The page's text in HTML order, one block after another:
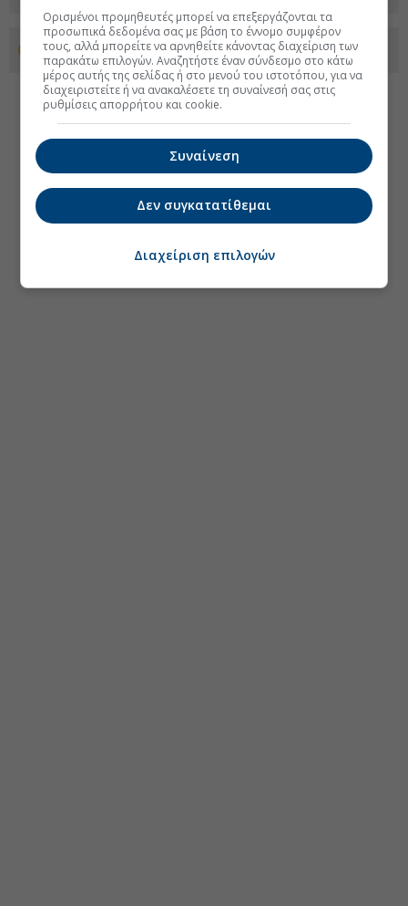
Προσθέστε το euro2day.gr στο Discover
Ορισμένοι προμηθευτές μπορεί να επεξεργάζονται τα
προσωπικά δεδομένα σας με βάση το έννομο συμφέρον
τους, αλλά μπορείτε να αρνηθείτε κάνοντας διαχείριση των
παρακάτω επιλογών. Αναζητήστε έναν σύνδεσμο στο κάτω
μέρος αυτής της σελίδας ή στο μενού του ιστοτόπου, για να
διαχειριστείτε ή να ανακαλέσετε τη συναίνεσή σας στις
ρυθμίσεις απορρήτου και cookie.
Συναίνεση
Δεν συγκατατίθεμαι
Διαχείριση επιλογών